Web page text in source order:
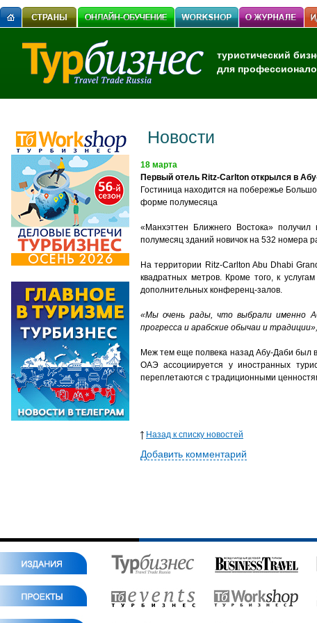
туристический
для
Новости
18 марта
Первый отель Ritz-Carlton открылся в
Гостиница находится на побережье
форме полумесяца
«Манхэттен Ближнего Востока»
полумесяц зданий новичок на 532 номера
На территории Ritz-Carlton Abu Dhabi
квадратных метров. Кроме того, к
дополнительных конференц-залов.
«Мы очень рады, что выбрали именно
прогресса и арабские обычаи и традиции»,
Меж тем еще полвека назад Абу-Даби был
ОАЭ ассоциируется у иностранных
переплетаются с традиционными
Назад к списку новостей
Добавить комментарий